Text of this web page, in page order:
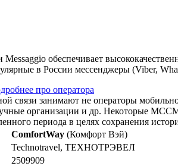
обеспечивает
в России мессенджеры (Viber,
про оператора
связи занимают не операторы
организации и др. Некоторые
периода в целях сохранения
ComfortWay (Комфорт Вэй)
Technotravel, ТЕХНОТРЭВЕЛ
2509909